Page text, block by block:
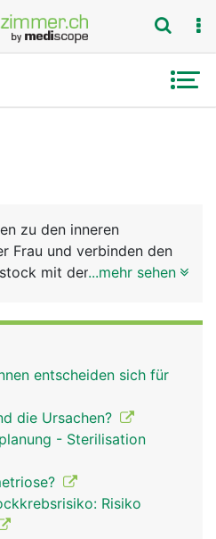
zu den inneren
Frau und verbinden den
mit dem oberen Rand
nicht im direkten Kontakt
bilden eine Art
langen Fransen
Frau wird alle 4
eine
ausgestossen, die vom
und von den
jeweiligen Eileiters
der Eileiter
...mehr sehen
entscheiden sich für
die Ursachen?
- Sterilisation
Risiko